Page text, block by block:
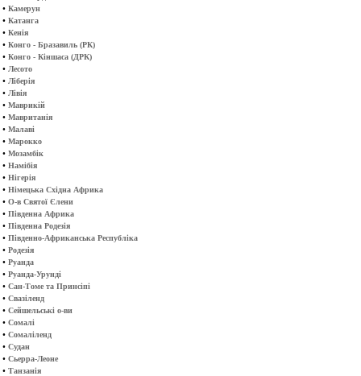
• Камерун
• Катанга
• Кенія
• Конго - Бразавиль (РК)
• Конго - Кіншаса (ДРК)
• Лесото
• Ліберія
• Лівія
• Маврикій
• Мавританія
• Малаві
• Марокко
• Мозамбік
• Намібія
• Нігерія
• Німецька Східна Африка
• О-в Святої Єлени
• Південна Африка
• Південна Родезія
• Південно-Африканська Республіка
• Родезія
• Руанда
• Руанда-Урунді
• Сан-Томе та Принсіпі
• Свазіленд
• Сейшельські о-ви
• Сомалі
• Сомаліленд
• Судан
• Сьерра-Леоне
• Танзанія